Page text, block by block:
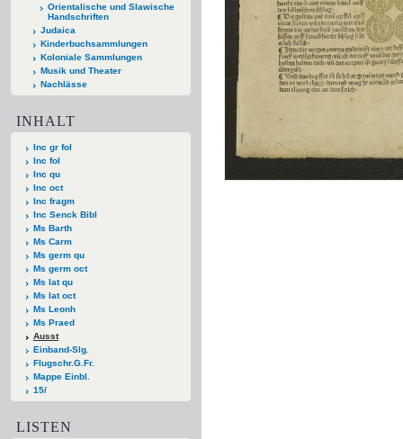
Orientalische und Slawische
Handschriften
Judaica
Kinderbuchsammlungen
Koloniale Sammlungen
Musik und Theater
Nachlässe
INHALT
Inc gr fol
Inc fol
Inc qu
Inc oct
Inc fragm
Inc Senck Bibl
Ms Barth
Ms Carm
Ms germ qu
Ms germ oct
Ms lat qu
Ms lat oct
Ms Leonh
Ms Praed
Ausst
Einband-Slg.
Flugschr.G.Fr.
Mappe Einbl.
15/
LISTEN